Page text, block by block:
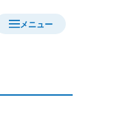
メニュー